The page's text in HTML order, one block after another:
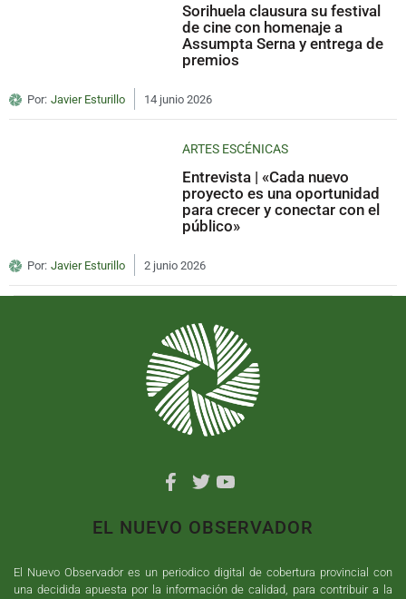
Sorihuela clausura su festival
de cine con homenaje a
Assumpta Serna y entrega de
premios
Por: Javier Esturillo 14 junio 2026
ARTES ESCÉNICAS
Entrevista | «Cada nuevo
proyecto es una oportunidad
para crecer y conectar con el
público»
Por: Javier Esturillo 2 junio 2026
EL NUEVO OBSERVADOR
El Nuevo Observador es un periodico digital de cobertura provincial con
una decidida apuesta por la información de calidad, para contribuir a la